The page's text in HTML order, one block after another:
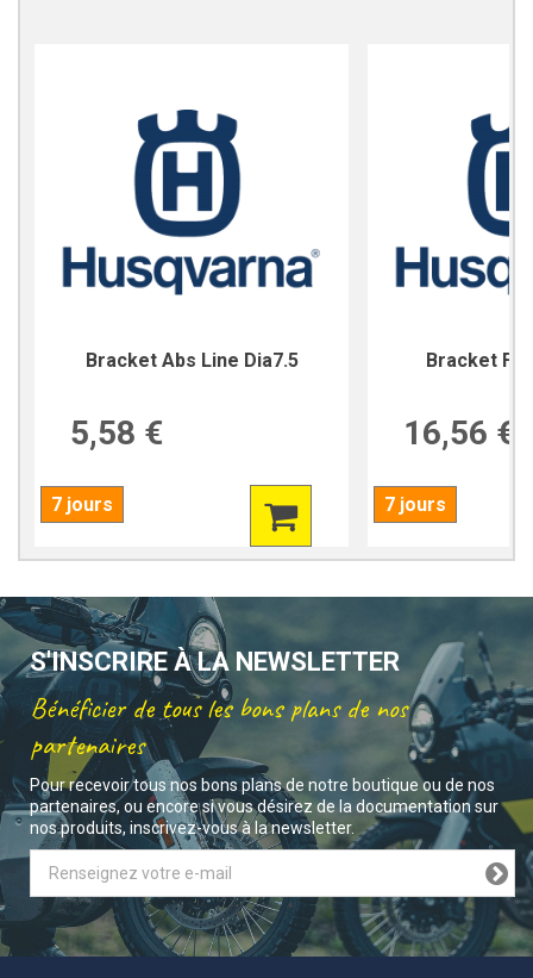
Bracket Abs Line Dia7.5
5,58 €
7 jours
Bracket
16,56 €
7 jours
S'INSCRIRE À LA NEWSLETTER
Bénéficier de tous les bons plans de nos
partenaires
Pour recevoir tous nos bons plans de notre boutique ou de nos
partenaires, ou encore si vous désirez de la documentation sur
nos produits, inscrivez-vous à la newsletter.